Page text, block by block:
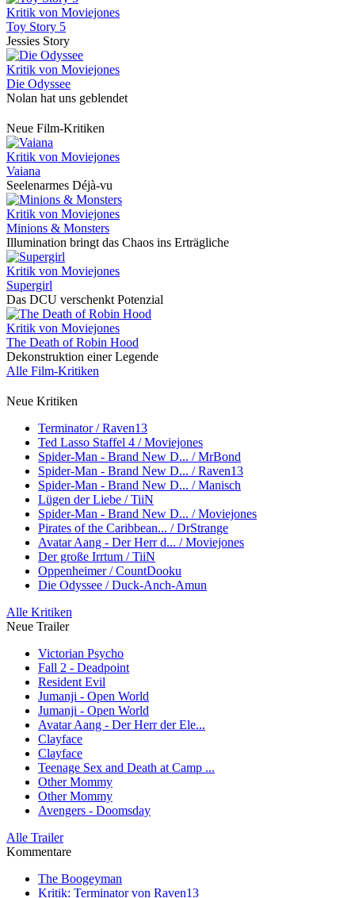
Kritik von Moviejones
Toy Story 5
Jessies Story
Kritik von Moviejones
Die Odyssee
Nolan hat uns geblendet
Neue Film-Kritiken
Kritik von Moviejones
Vaiana
Seelenarmes Déjà-vu
Kritik von Moviejones
Minions & Monsters
Illumination bringt das Chaos ins Erträgliche
Kritik von Moviejones
Supergirl
Das DCU verschenkt Potenzial
Kritik von Moviejones
The Death of Robin Hood
Dekonstruktion einer Legende
Alle Film-Kritiken
Neue Kritiken
Terminator / Raven13
Ted Lasso Staffel 4 / Moviejones
Spider-Man - Brand New D... / MrBond
Spider-Man - Brand New D... / Raven13
Spider-Man - Brand New D... / Manisch
Lügen der Liebe / TiiN
Spider-Man - Brand New D... / Moviejones
Pirates of the Caribbean... / DrStrange
Avatar Aang - Der Herr d... / Moviejones
Der große Irrtum / TiiN
Oppenheimer / CountDooku
Die Odyssee / Duck-Anch-Amun
Alle Kritiken
Neue Trailer
Victorian Psycho
Fall 2 - Deadpoint
Resident Evil
Jumanji - Open World
Jumanji - Open World
Avatar Aang - Der Herr der Ele...
Clayface
Clayface
Teenage Sex and Death at Camp ...
Other Mommy
Other Mommy
Avengers - Doomsday
Alle Trailer
Kommentare
The Boogeyman
Kritik: Terminator von Raven13